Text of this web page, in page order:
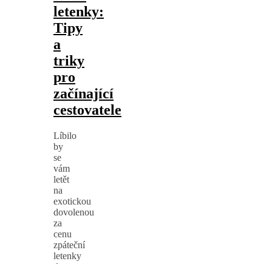
letenky:
Tipy
a
triky
pro
začínající
cestovatele
Líbilo
by
se
vám
letět
na
exotickou
dovolenou
za
cenu
zpáteční
letenky